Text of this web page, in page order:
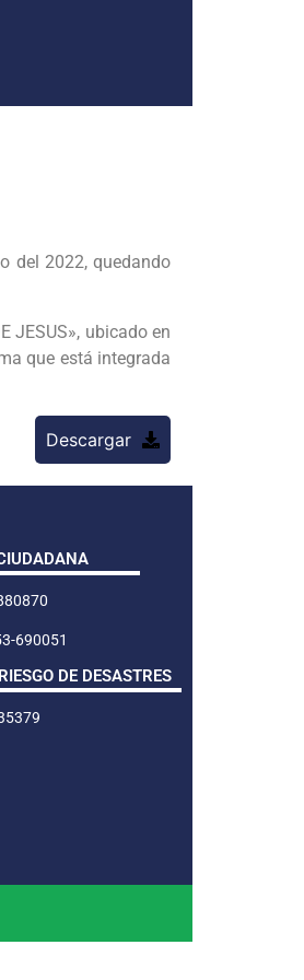
del 2022, quedando
JESUS», ubicado en
que está integrada
Descargar
690051
DE DESASTRES